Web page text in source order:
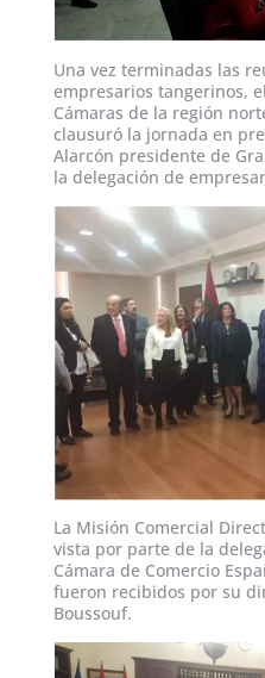
Una vez terminadas las
empresarios tangerinos,
Cámaras de la región
clausuró la jornada en
Alarcón presidente de
la delegación de
La Misión Comercial
vista por parte de la
Cámara de Comercio
fueron recibidos por su
Boussouf.